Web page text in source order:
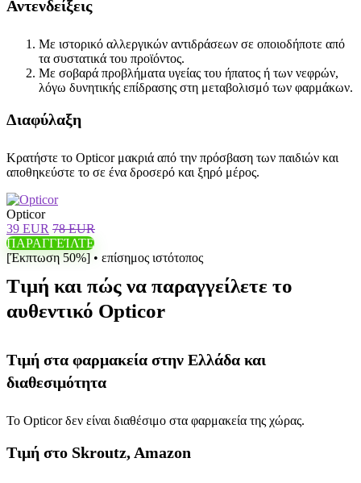
Αντενδείξεις
Με ιστορικό αλλεργικών αντιδράσεων σε οποιοδήποτε από
τα συστατικά του προϊόντος.
Με σοβαρά προβλήματα υγείας του ήπατος ή των νεφρών,
λόγω δυνητικής επίδρασης στη μεταβολισμό των φαρμάκων.
Διαφύλαξη
Κρατήστε το Opticor μακριά από την πρόσβαση των παιδιών και
αποθηκεύστε το σε ένα δροσερό και ξηρό μέρος.
Opticor
39 EUR 78 EUR
ΠΑΡΑΓΓΕΊΛΤΕ
[Έκπτωση 50%] • επίσημος ιστότοπος
Τιμή και πώς να παραγγείλετε το
αυθεντικό Opticor
Τιμή στα φαρμακεία στην Ελλάδα και
διαθεσιμότητα
Το Opticor δεν είναι διαθέσιμο στα φαρμακεία της χώρας.
Τιμή στο Skroutz, Amazon